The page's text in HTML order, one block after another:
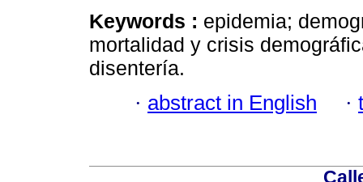
Keywords : epidemia;
mortalidad y crisis
disentería.
· abstract in English ·